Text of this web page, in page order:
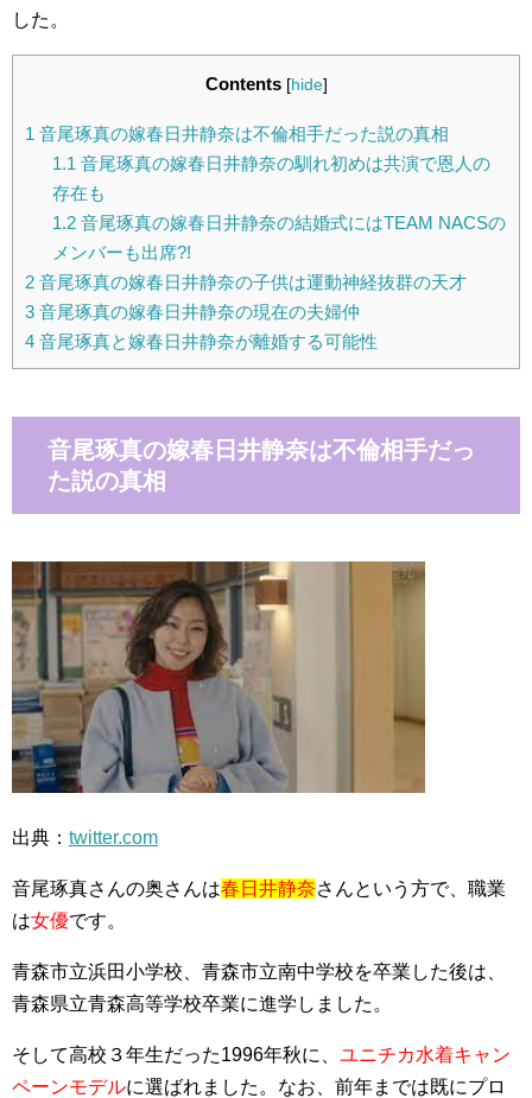
した。
Contents [hide]
1 音尾琢真の嫁春日井静奈は不倫相手だった説の真相
1.1 音尾琢真の嫁春日井静奈の馴れ初めは共演で恩人の
存在も
1.2音尾琢真の嫁春日井静奈の結婚式にはTEAM NACSの
メンバーも出席?!
2 音尾琢真の嫁春日井静奈の子供は運動神経抜群の天才
3 音尾琢真の嫁春日井静奈の現在の夫婦仲
4 音尾琢真と嫁春日井静奈が離婚する可能性
音尾琢真の嫁春日井静奈は不倫相手だっ
た説の真相
出典： twitter.com
音尾琢真さんの奥さんは春日井静奈さんという方で、職業
は女優です。
青森市立浜田小学校、青森市立南中学校を卒業した後は、
青森県立青森高等学校卒業に進学しました。
そして高校３年生だった1996年秋に、 ユニチカ水着キャン
ペーンモデルに選ばれました。なお、前年までは既にプロ